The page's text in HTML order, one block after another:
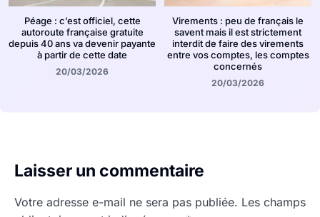
Péage : c’est officiel, cette
autoroute française gratuite
depuis 40 ans va devenir payante
à partir de cette date
20/03/2026
Virements : peu de français le
savent mais il est strictement
interdit de faire des virements
entre vos comptes, les comptes
concernés
20/03/2026
Laisser un commentaire
Votre adresse e-mail ne sera pas publiée. Les champs